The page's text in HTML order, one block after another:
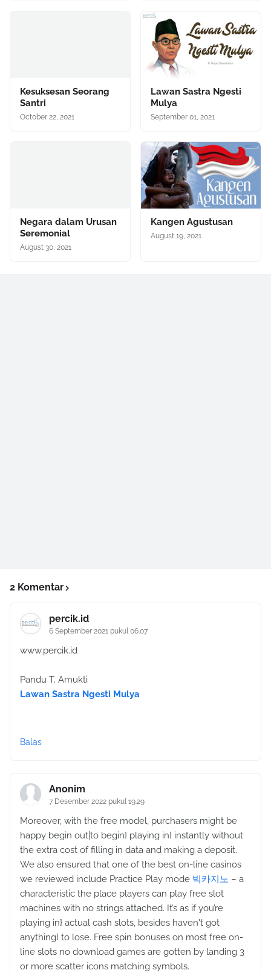
Kesuksesan Seorang
Santri
October 22, 2021
Lawan Sastra Ngesti
Mulya
September 01, 2021
Negara dalam Urusan
Seremonial
August 30, 2021
Kangen Agustusan
August 19, 2021
2 Komentar
percik.id
6 September 2021 pukul 06.07
www.percik.id
Pandu T. Amukti
Lawan Sastra Ngesti Mulya
Balas
Anonim
7 Desember 2022 pukul 19.29
Moreover, with the free model, purchasers might be
happy begin out|to begin} playing in} instantly without
the extra cost of filling in data and making a deposit.
We also ensured that one of the best on-line casinos
we reviewed include Practice Play mode 빅카지노 – a
characteristic the place players can play free slot
machines with no strings attached. It’s as if you’re
playing in} actual cash slots, besides haven't got
anything} to lose. Free spin bonuses on most free on-
line slots no download games are gotten by landing 3
or more scatter icons matching symbols.